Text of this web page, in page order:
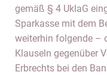
gemäß § 4 UklaG
Sparkasse mit dem
weiterhin folgende –
Klauseln gegenüber
Erbrechts bei den